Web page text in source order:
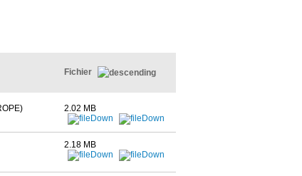
Fichier
2.02 MB
2.18 MB